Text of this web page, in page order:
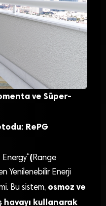
ve Süper-
RePG
(Range
Yenilenebilir Enerji
Bu sistem, osmoz ve
kullanarak